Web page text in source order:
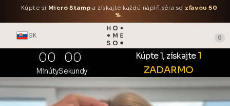
Kúpte si Micro Stamp a získajte každú náplň séra so zľavou 50
%.
SK 0
00
Minúty
00
Sekundy
Kúpte 1, získajte1
ZADARMO